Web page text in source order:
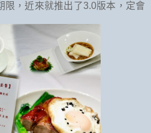
限，近來就推出了3.0版本，定會